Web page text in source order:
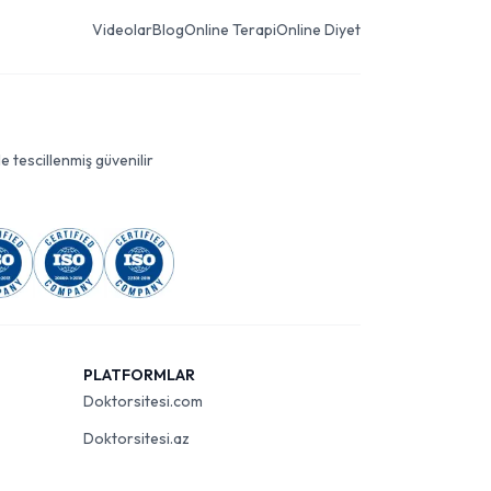
VideolarBlogOnline TerapiOnline Diyet
tescillenmiş güvenilir
PLATFORMLAR
Doktorsitesi.com
Doktorsitesi.az